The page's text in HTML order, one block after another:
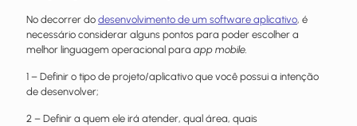
No decorrer do desenvolvimento de um software aplicativo, é
necessário considerar alguns pontos para poder escolher a
melhor linguagem operacional para app mobile.
1 – Definir o tipo de projeto/aplicativo que você possui a intenção
de desenvolver;
2 – Definir a quem ele irá atender, qual área, quais